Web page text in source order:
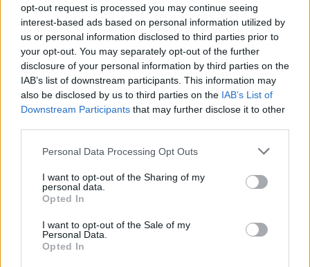
opt-out request is processed you may continue seeing
interest-based ads based on personal information utilized by
us or personal information disclosed to third parties prior to
your opt-out. You may separately opt-out of the further
disclosure of your personal information by third parties on the
IAB’s list of downstream participants. This information may
also be disclosed by us to third parties on the IAB’s List of
Downstream Participants that may further disclose it to other
Please note that this website/app uses one or more Google
not limited to your visit or usage behaviour. You may click to
grant or deny consent to Google and its third-party tags to
use your data for below specified purposes in below Google
consent section.
Personal Data Processing Opt Outs
I want to opt-out of the Sharing of my
personal data.
Opted In
I want to opt-out of the Sale of my
Personal Data.
Opted In
daGoogle News
Condividi l'articolo
F
a
ce
b
o
o
k
T
w
it
te
r
Pi
n
te
re
st
W
h
at
s
p
S
h
a
re
Articolo precedente
Prossimo articolo
NOTIZIE RECENTI